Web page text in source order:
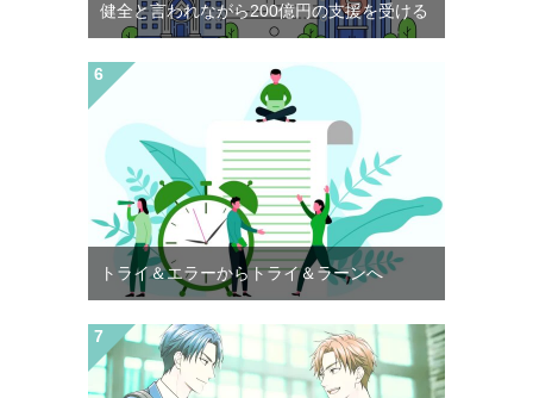
健全と言われながら200億円の支援を受ける
トライ＆エラーからトライ＆ラーンへ